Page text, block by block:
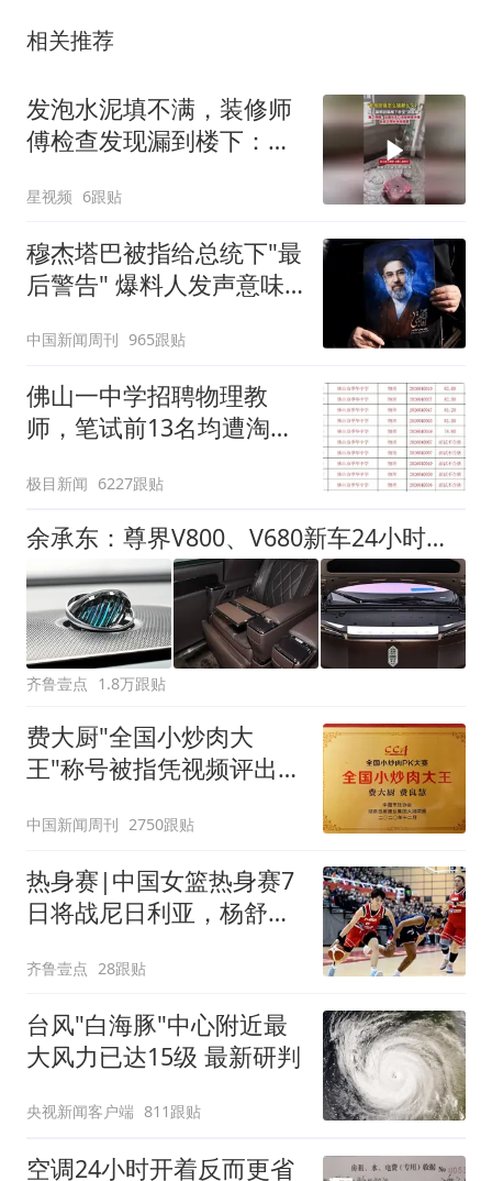
相关推荐
发泡水泥填不满，装修师
傅检查发现漏到楼下：出
星视频 6跟贴
穆杰塔巴被指给总统下"最
后警告" 爆料人发声意味
中国新闻周刊 965跟贴
佛山一中学招聘物理教
师，笔试前13名均遭淘
聘，成立调查组全面核查
极目新闻 6227跟贴
余承东：尊界V800、V680新车24小时大定突破3500台
齐鲁壹点 1.8万跟贴
费大厨"全国小炒肉大
王"称号被指凭视频评出
中国新闻周刊 2750跟贴
热身赛|中国女篮热身赛7
日将战尼日利亚，杨舒予
齐鲁壹点 28跟贴
台风"白海豚"中心附近最
大风力已达15级 最新研判
央视新闻客户端 811跟贴
空调24小时开着反而更省